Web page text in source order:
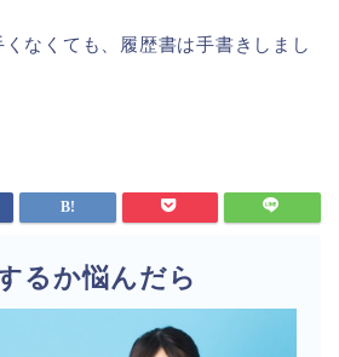
なくても、履歴書は手書きしまし
るか悩んだら